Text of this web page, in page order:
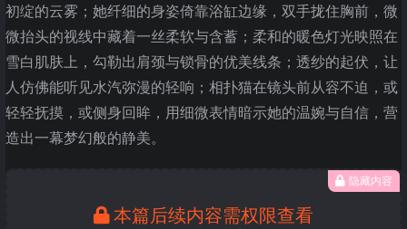
初绽的云雾；她纤细的身姿倚靠浴缸边缘，双手拢住胸前，微
微抬头的视线中藏着一丝柔软与含蓄；柔和的暖色灯光映照在
雪白肌肤上，勾勒出肩颈与锁骨的优美线条；透纱的起伏，让
人仿佛能听见水汽弥漫的轻响；相扑猫在镜头前从容不迫，或
轻轻抚摸，或侧身回眸，用细微表情暗示她的温婉与自信，营
造出一幕梦幻般的静美。
隐藏内容
本篇后续内容需权限查看